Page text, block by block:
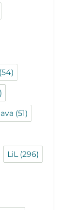
(54)
(51)
LiL(296)